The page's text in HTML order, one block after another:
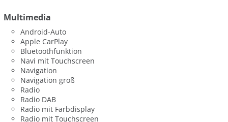
Multimedia
Android-Auto
Apple CarPlay
Bluetoothfunktion
Navi mit Touchscreen
Navigation
Navigation groß
Radio
Radio DAB
Radio mit Farbdisplay
Radio mit Touchscreen